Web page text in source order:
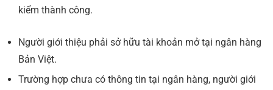
kiểm thành công.
Người giới thiệu phải sở hữu tài khoản mở tại ngân hàng
Bản Việt.
Trường hợp chưa có thông tin tại ngân hàng, người giới